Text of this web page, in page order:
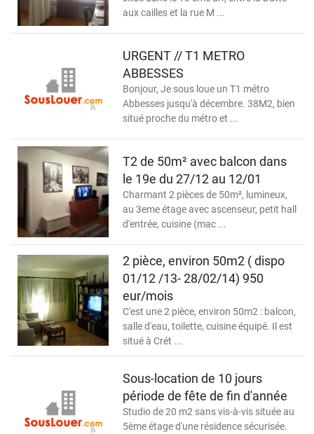
aux cailles et la rue M ...
URGENT // T1 METRO
ABBESSES
Bonjour, Je sous loue un T1 métro
Abbesses jusqu'à décembre. 38M2, bien
situé proche du métro et ...
T2 de 50m² avec balcon dans
le 19e du 27/12 au 12/01
Charmant 2 pièces de 50m², lumineux,
au 3eme étage avec ascenseur, petit hall
d'entrée, cuisine (mac ...
2 pièce, environ 50m2 ( dispo
01/12 /13- 28/02/14) 950
eur/mois
C'est une 2 pièce, environ 50m2 : balcon,
salle d'eau, toilette, cuisine équipé. Il est
situé à Crét ...
Sous-location de 10 jours
période de fête de fin d'année
Studio de 20 m2 sans vis-à-vis située au
5ème étage d'une résidence sécurisée.